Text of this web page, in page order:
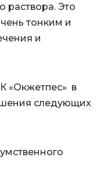
раствора. Это
тонким и
и
«Окжетпес» в
следующих